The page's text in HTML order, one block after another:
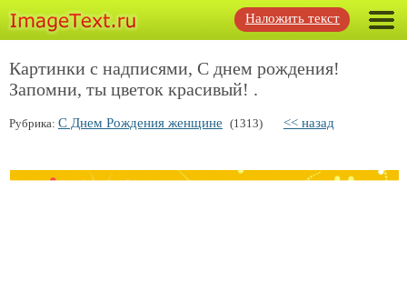
Наложить текст
Картинки с надписями, С днем рождения!
Запомни, ты цветок красивый! .
Рубрика: С Днем Рождения женщине (1313) << назад